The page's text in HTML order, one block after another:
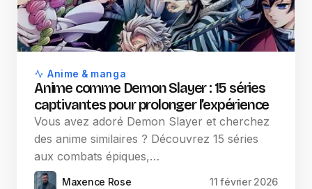
Anime & manga
Anime comme Demon Slayer : 15 séries
captivantes pour prolonger l’expérience
Vous avez adoré Demon Slayer et cherchez
des anime similaires ? Découvrez 15 séries
aux combats épiques,…
Maxence Rose 11 février 2026